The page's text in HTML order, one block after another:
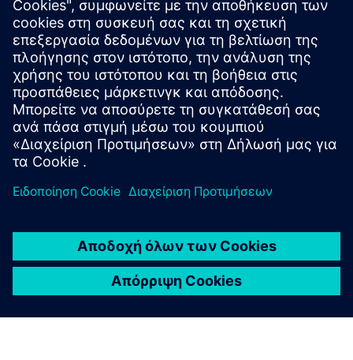
Διαμορφωτής SIPROTEC 5
SiePortal - Ηλεκτρονικό Κατάστημα
SIPROTEC 7SX82 στο SiePortal
Τεχνική τεκμηρίωση, υλικολογισμικό, παραδείγματα
εφαρμογών λογισμικού και συχνές ερωτήσεις